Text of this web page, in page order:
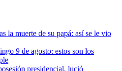
la muerte de su papá: así se le vio
9 de agosto: estos son los
presidencial, lució